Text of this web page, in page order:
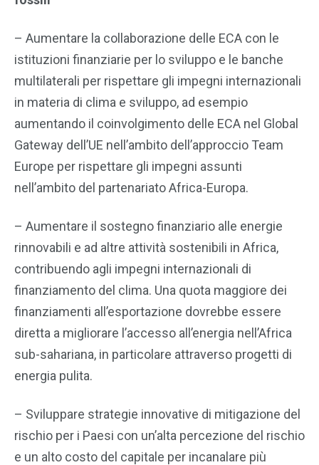
– Aumentare la collaborazione delle ECA con le
istituzioni finanziarie per lo sviluppo e le banche
multilaterali per rispettare gli impegni internazionali
in materia di clima e sviluppo, ad esempio
aumentando il coinvolgimento delle ECA nel Global
Gateway dell’UE nell’ambito dell’approccio Team
Europe per rispettare gli impegni assunti
nell’ambito del partenariato Africa-Europa.
– Aumentare il sostegno finanziario alle energie
rinnovabili e ad altre attività sostenibili in Africa,
contribuendo agli impegni internazionali di
finanziamento del clima. Una quota maggiore dei
finanziamenti all’esportazione dovrebbe essere
diretta a migliorare l’accesso all’energia nell’Africa
sub-sahariana, in particolare attraverso progetti di
energia pulita.
– Sviluppare strategie innovative di mitigazione del
rischio per i Paesi con un’alta percezione del rischio
e un alto costo del capitale per incanalare più